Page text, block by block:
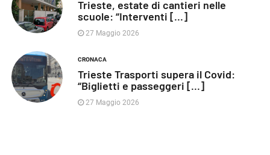
Trieste, estate di cantieri nelle
scuole: “Interventi [...]
27 Maggio 2026
CRONACA
Trieste Trasporti supera il Covid:
“Biglietti e passeggeri [...]
27 Maggio 2026